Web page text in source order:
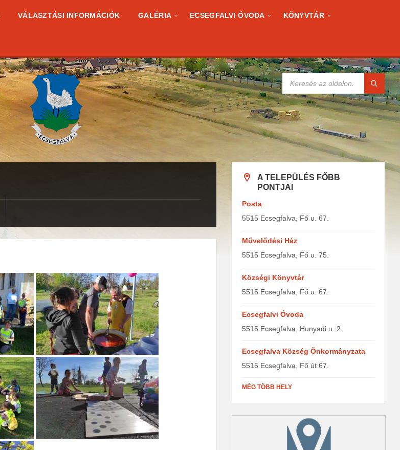
VÁLASZTÁSI INFORMÁCIÓK GALÉRIA ECSEGFALVI ÓVODA KÖNYVTÁR
KERESÉS:
A TELEPÜLÉS FŐBB
PONTJAI
Posta
5515 Ecsegfalva, Fő u. 67.
Művelődési Ház
5515 Ecsegfalva, Fő u. 75.
Községi Könyvtár
5515 Ecsegfalva, Fő u. 67.
Ecsegfalvi Óvoda
5515 Ecsegfalva, Hunyadi u. 2.
Ecsegfalva Község Önkormányzata
5515 Ecsegfalva, Fő út 67.
MÉG TÖBB HELY